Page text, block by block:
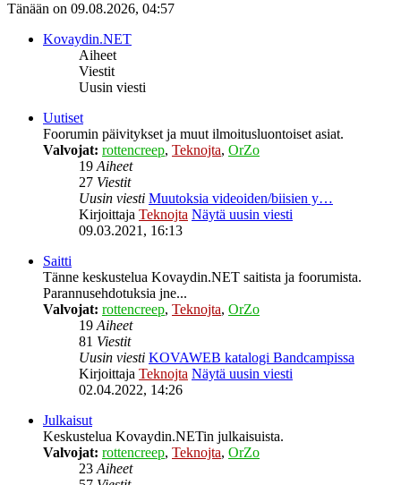
Tänään on 09.08.2026, 04:57
Kovaydin.NET
Aiheet
Viestit
Uusin viesti
Uutiset
Foorumin päivitykset ja muut ilmoitusluontoiset asiat.
Valvojat: rottencreep, Teknojta, OrZo
19Aiheet
27 Viestit
Uusin viesti Muutoksia videoiden/biisien y…
Kirjoittaja Teknojta Näytä uusin viesti
09.03.2021, 16:13
Saitti
Tänne keskustelua Kovaydin.NET saitista ja foorumista.
Parannusehdotuksia jne...
Valvojat: rottencreep, Teknojta, OrZo
19Aiheet
81 Viestit
Uusin viesti KOVAWEB katalogi Bandcampissa
Kirjoittaja Teknojta Näytä uusin viesti
02.04.2022, 14:26
Julkaisut
Keskustelua Kovaydin.NETin julkaisuista.
Valvojat: rottencreep, Teknojta, OrZo
23Aiheet